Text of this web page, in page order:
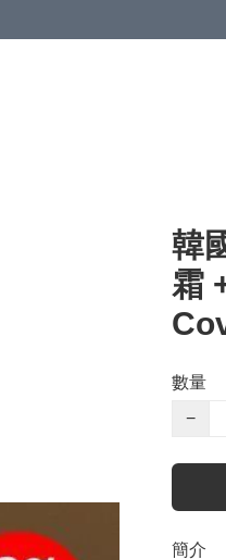
韓
霜
數量
−
簡介